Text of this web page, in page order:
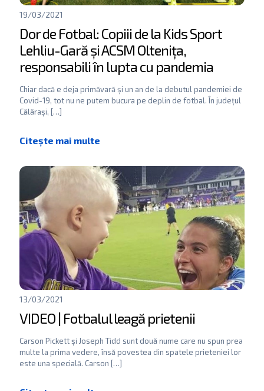
19/03/2021
Dor de Fotbal: Copiii de la Kids Sport
Lehliu-Gară și ACSM Oltenița,
responsabili în lupta cu pandemia
Chiar dacă e deja primăvară și un an de la debutul pandemiei de
Covid-19, tot nu ne putem bucura pe deplin de fotbal. În județul
Călărași, […]
13/03/2021
VIDEO | Fotbalul leagă prietenii
Carson Pickett și Joseph Tidd sunt două nume care nu spun prea
multe la prima vedere, însă povestea din spatele prieteniei lor
este una specială. Carson […]